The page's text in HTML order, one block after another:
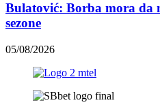
Bulatović: Borba mora da
sezone
05/08/2026